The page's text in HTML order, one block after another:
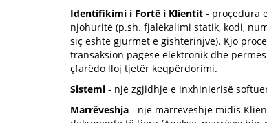
Identifikimi i Fortë i Klientit - proçedura
njohuritë (p.sh. fjalëkalimi statik, kodi,
siç është gjurmët e gishtërinjve). Kjo
transaksion pagese elektronik dhe
çfarëdo lloj tjetër keqpërdorimi.
Sistemi - një zgjidhje e inxhinierisë
Marrëveshja - një marrëveshje midis